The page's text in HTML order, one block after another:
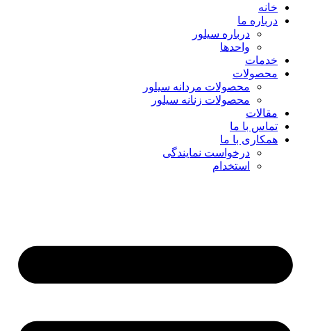
خانه
درباره ما
درباره سیلور
واحدها
خدمات
محصولات
محصولات مردانه سیلور
محصولات زنانه سیلور
مقالات
تماس با ما
همکاری با ما
درخواست نمایندگی
استخدام